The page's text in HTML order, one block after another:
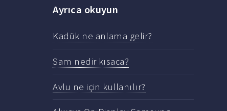
Ayrıca okuyun
Kadük ne anlama gelir?
Sam nedir kısaca?
Avlu ne için kullanılır?